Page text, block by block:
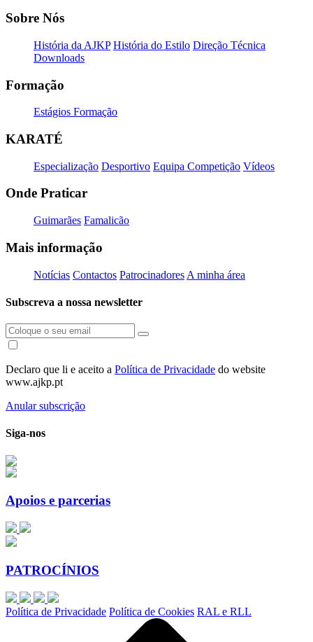
Sobre Nós
História da AJKP História do Estilo Direção Técnica
Downloads
Formação
Estágios Formação
KARATÉ
Especialização Desportivo Equipa Competição Vídeos
Onde Praticar
Guimarães Famalicão
Mais informação
Notícias Contactos Patrocinadores A minha área
Subscreva a nossa newsletter
Declaro que li e aceito a Política de Privacidade do website
www.ajkp.pt
Anular subscrição
Siga-nos
Apoios e parcerias
PATROCÍNIOS
Política de Privacidade Política de Cookies RAL e RLL